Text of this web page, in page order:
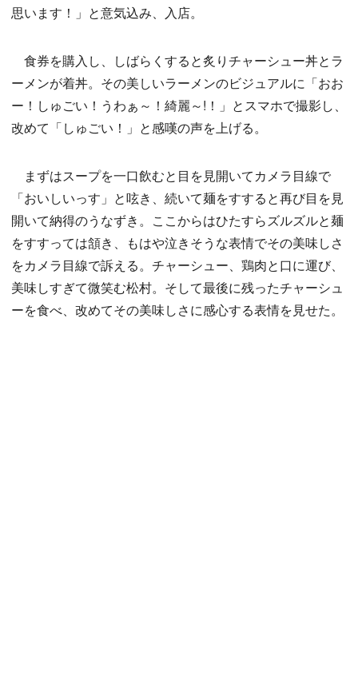
思います！」と意気込み、入店。
食券を購入し、しばらくすると炙りチャーシュー丼とラ
ーメンが着丼。その美しいラーメンのビジュアルに「おお
ー！しゅごい！うわぁ～！綺麗～!！」とスマホで撮影し、
改めて「しゅごい！」と感嘆の声を上げる。
まずはスープを一口飲むと目を見開いてカメラ目線で
「おいしいっす」と呟き、続いて麺をすすると再び目を見
開いて納得のうなずき。ここからはひたすらズルズルと麺
をすすっては頷き、もはや泣きそうな表情でその美味しさ
をカメラ目線で訴える。チャーシュー、鶏肉と口に運び、
美味しすぎて微笑む松村。そして最後に残ったチャーシュ
ーを食べ、改めてその美味しさに感心する表情を見せた。